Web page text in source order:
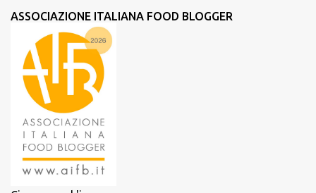
ASSOCIAZIONE ITALIANA FOOD BLOGGER